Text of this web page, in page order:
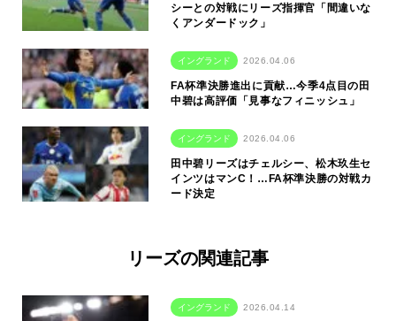
シーとの対戦にリーズ指揮官「間違いな
くアンダードック」
イングランド 2026.04.06
FA杯準決勝進出に貢献…今季4点目の田
中碧は高評価「見事なフィニッシュ」
イングランド 2026.04.06
田中碧リーズはチェルシー、松木玖生セ
インツはマンC！…FA杯準決勝の対戦カ
ード決定
リーズの関連記事
イングランド 2026.04.14